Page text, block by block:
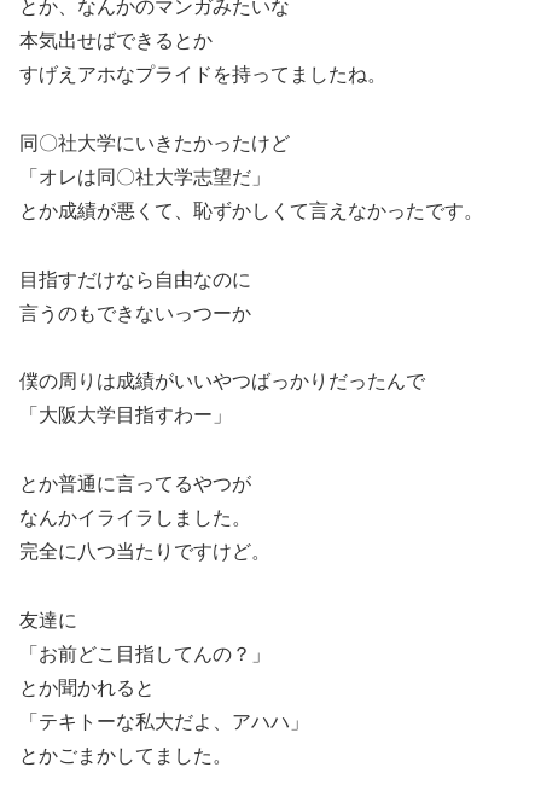
とか、なんかのマンガみたいな
本気出せばできるとか
すげえアホなプライドを持ってましたね。
同〇社大学にいきたかったけど
「オレは同〇社大学志望だ」
とか成績が悪くて、恥ずかしくて言えなかったです。
目指すだけなら自由なのに
言うのもできないっつーか
僕の周りは成績がいいやつばっかりだったんで
「大阪大学目指すわー」
とか普通に言ってるやつが
なんかイライラしました。
完全に八つ当たりですけど。
友達に
「お前どこ目指してんの？」
とか聞かれると
「テキトーな私大だよ、アハハ」
とかごまかしてました。